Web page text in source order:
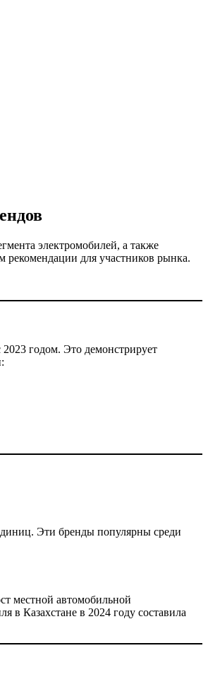
электромобилей, а также
для участников рынка.
годом. Это демонстрирует
Эти бренды популярны среди
местной автомобильной
в Казахстане в 2024 году составила